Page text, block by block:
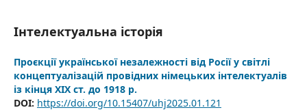
Інтелектуальна історія
Проєкції української незалежності від Росії у світлі
концептуалізацій провідних німецьких інтелектуалів
із кінця XIX ст. до 1918 р.
DOI: https://doi.org/10.15407/uhj2025.01.121